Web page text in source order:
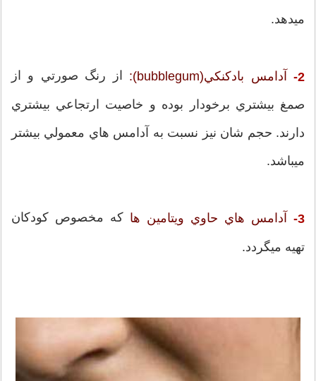
ميدهد.
2- آدامس بادكنكي(bubblegum): از رنگ صورتي و از
صمغ بيشتري برخودار بوده و خاصيت ارتجاعي بيشتري
دارند. حجم شان نيز نسبت به آدامس هاي معمولي بيشتر
ميباشد.
3- آدامس هاي حاوي ويتامين ها كه مخصوص كودكان
تهيه ميگردد.